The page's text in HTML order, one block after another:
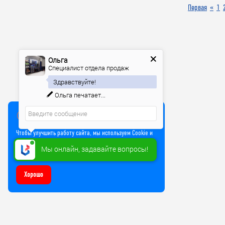
Первая « 1
Мы используем куки
Чтобы улучшить работу сайта, мы используем Cookie и
прочие технологии. Используя сайт, вы соглашаетесь
на обработку файлов Cookie
Хорошо
Мы онлайн, задавайте вопросы!
Ольга
Специалист отдела продаж
Здравствуйте!
Ольга печатает...